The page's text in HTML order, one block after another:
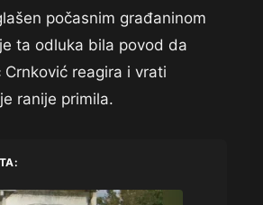
počasnim građaninom
ta odluka bila povod da
Crnković reagira i vrati
ranije primila.